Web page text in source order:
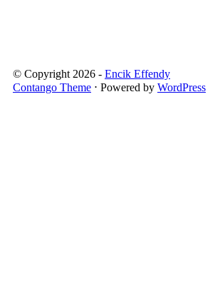
© Copyright 2026 - Encik Effendy
Contango Theme ⋅ Powered by WordPress